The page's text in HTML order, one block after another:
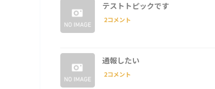
テストトピックです
2コメント
通報したい
2コメント